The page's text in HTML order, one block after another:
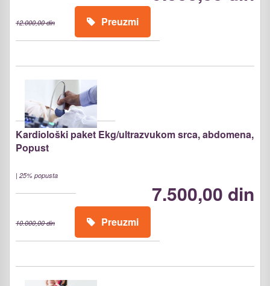
12.000,00 din Preuzmi
Kardiološki paket Ekg/ultrazvukom srca, abdomena,
Popust
| 25% popusta
7.500,00 din
10.000,00 din Preuzmi